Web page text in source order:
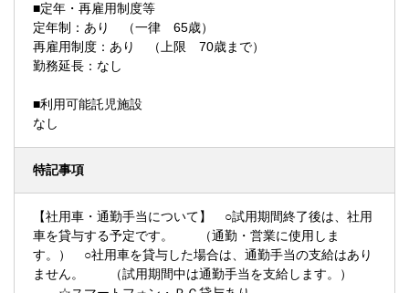
■定年・再雇用制度等
定年制：あり （一律 65歳）
再雇用制度：あり （上限 70歳まで）
勤務延長：なし
■利用可能託児施設
なし
特記事項
【社用車・通勤手当について】 ○試用期間終了後は、社用
車を貸与する予定です。 （通勤・営業に使用しま
す。） ○社用車を貸与した場合は、通勤手当の支給はあり
ません。 （試用期間中は通勤手当を支給します。）